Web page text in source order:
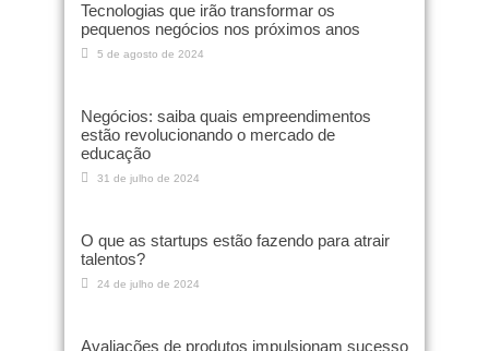
Tecnologias que irão transformar os
pequenos negócios nos próximos anos
5 de agosto de 2024
Negócios: saiba quais empreendimentos
estão revolucionando o mercado de
educação
31 de julho de 2024
O que as startups estão fazendo para atrair
talentos?
24 de julho de 2024
Avaliações de produtos impulsionam sucesso